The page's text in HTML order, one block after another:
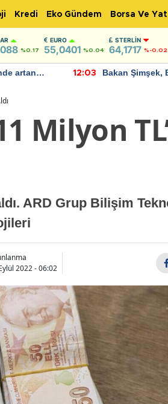
Kredi Eko Gündem Borsa Ve
%0.17
EURO
55,0401 %0.04
STERLIN
64,1717 %-0.02
artan
12:03
Bakan Şimşek,
Milyon
ARD Grup Bilişim
2022 - 06:02